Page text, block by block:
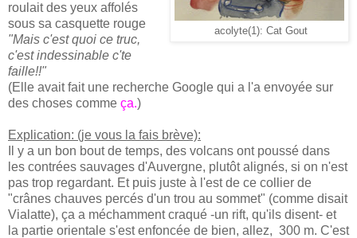
acolyte(1): Cat Gout
roulait des yeux affolés
sous sa casquette rouge
"Mais c'est quoi ce truc,
c'est indessinable c'te
faille!!"
(Elle avait fait une recherche Google qui a l'a envoyée sur
des choses comme ça.)
Explication: (je vous la fais brève):
Il y a un bon bout de temps, des volcans ont poussé dans
les contrées sauvages d'Auvergne, plutôt alignés, si on n'est
pas trop regardant. Et puis juste à l'est de ce collier de
"crânes chauves percés d'un trou au sommet" (comme disait
Vialatte), ça a méchamment craqué -un rift, qu'ils disent- et
la partie orientale s'est enfoncée de bien, allez, 300 m. C'est